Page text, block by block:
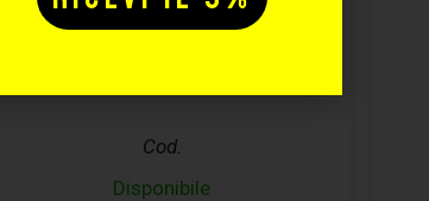
CHEYENNE SOFT
Cod.
Disponibile